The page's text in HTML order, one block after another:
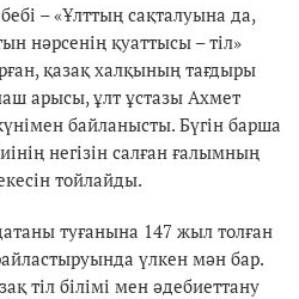
– «Ұлттың сақталуына да,
нәрсенің қуаттысы – тіл»
қазақ халқының тағдыры
арысы, ұлт ұстазы Ахмет
байланысты. Бүгін барша
негізін салған ғалымның
тойлайды.
туғанына 147 жыл толған
үлкен мән бар.
тіл білімі мен әдебиеттану